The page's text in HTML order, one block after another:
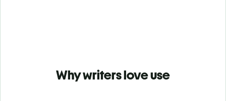
Why writers love use